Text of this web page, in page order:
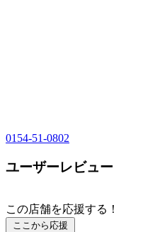
0154-51-0802
ユーザーレビュー
この店舗を応援する！
ここから応援